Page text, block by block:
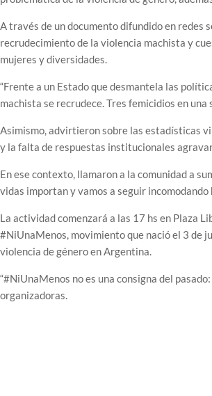
A través de un documento difundido en redes
recrudecimiento de la violencia machista y
mujeres y diversidades.
“Frente a un Estado que desmantela las
machista se recrudece. Tres femicidios en una
Asimismo, advirtieron sobre las estadísticas
y la falta de respuestas institucionales
En ese contexto, llamaron a la comunidad a
vidas importan y vamos a seguir
La actividad comenzará a las 17 hs en Plaza
#NiUnaMenos, movimiento que nació el 3 de
violencia de género en Argentina.
“#NiUnaMenos no es una consigna del
organizadoras.